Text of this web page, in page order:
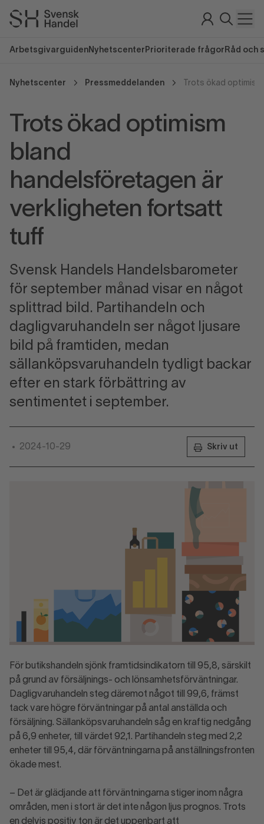
Arbetsgivarguiden Nyhetscenter Prioriterade frågor Råd och
Nyhetscenter Pressmeddelanden
Trots ökad optimism
bland
handelsföretagen är
verkligheten fortsatt
tuff
Svensk Handels Handelsbarometer
för september månad visar en något
splittrad bild. Partihandeln och
dagligvaruhandeln ser något ljusare
bild på framtiden, medan
sällanköpsvaruhandeln tydligt backar
efter en stark förbättring av
sentimentet i september.
• 2024-10-29 Skriv ut
För butikshandeln sjönk framtidsindikatorn till 95,8, särskilt
på grund av försäljnings- och lönsamhetsförväntningar.
Dagligvaruhandeln steg däremot något till 99,6, främst
tack vare högre förväntningar på antal anställda och
försäljning. Sällanköpsvaruhandeln såg en kraftig nedgång
på 6,9 enheter, till värdet 92,1. Partihandeln steg med 2,2
enheter till 95,4, där förväntningarna på anställningsfronten
ökade mest.
– Det är glädjande att förväntningarna stiger inom några
områden, men i stort är det inte någon ljus prognos. Trots
en delvis positiv ton är det uppenbart att